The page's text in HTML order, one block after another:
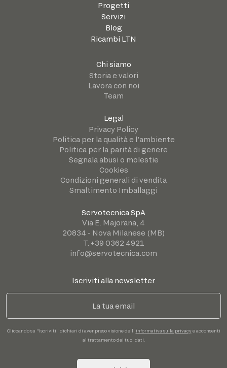
Progetti
Servizi
Blog
Ricambi LTN
Chi siamo
Storia e valori
Lavora con noi
Team
Legal
Privacy Policy
Politica per la qualità e l’ambiente
Politica per la parità di genere
Segnala abusi o molestie
Cookies
Condizioni generali di vendita
Smaltimento Imballaggi
Servotecnica SpA
Via E. Majorana, 4
20834 - Nova Milanese (MB)
T. +39 0362 4921
info@servotecnica.com
Iscriviti alla newsletter
Cliccando su "Iscriviti" dichiari di aver preso visione dell' informativa sulla privacye acconsenti
al trattamento dei tuoi dati.